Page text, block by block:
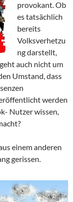
provokant. Ob
es tatsächlich
bereits
Volksverhetzu
ng darstellt,
auch nicht um
Umstand, dass
werden
Nutzer wissen,
einem anderen
gerissen.